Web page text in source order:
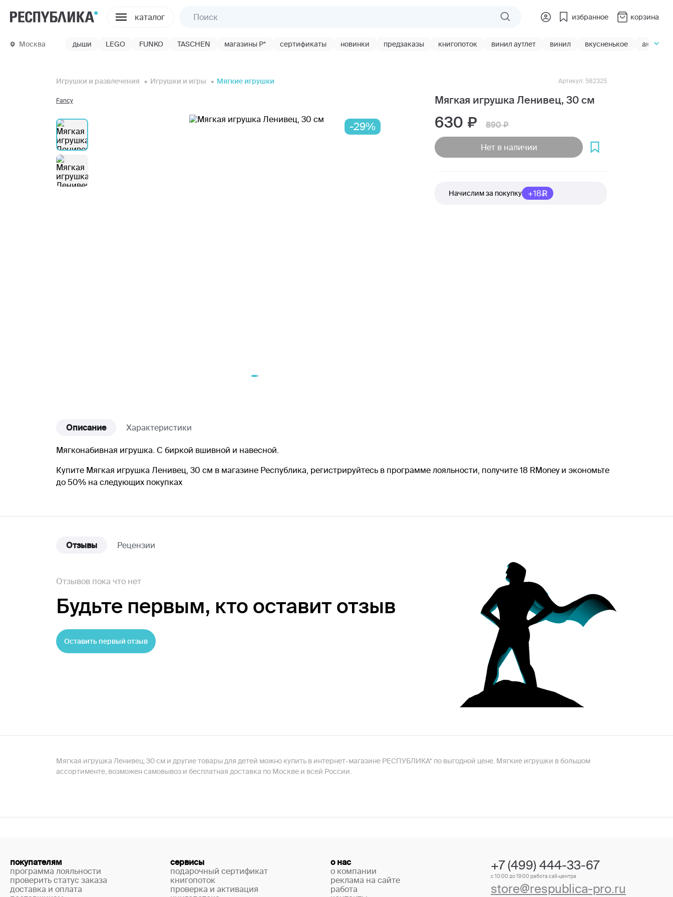
каталог избранное корзина
Москва дыши LEGO FUNKO TASCHEN магазины Р* сертификаты новинки предзаказы книгопоток винил аутлет винил вкусненькое акции
Игрушки и развлечения Игрушки и игры Мягкие игрушки
-29%
Fancy Мягкая игрушка Ленивец, 30 см
Артикул: 582325
630 890
Нет в наличии
Начислим за покупку +18
Описание Характеристики
Мягконабивная игрушка. С биркой вшивной и навесной.
Купите Мягкая игрушка Ленивец, 30 см в магазине Республика, регистрируйтесь в программе лояльности, получите 18 RMoney и экономьте
до 50% на следующих покупках
Отзывы Рецензии
Отзывов пока что нет
Будьте первым, кто оставит отзыв
Оставить первый отзыв
Мягкая игрушка Ленивец, 30 см и другие товары для детей можно купить в интернет-магазине РЕСПУБЛИКА* по выгодной цене. Мягкие игрушки в большом
ассортименте, возможен самовывоз и бесплатная доставка по Москве и всей России.
покупателям
программа лояльности
проверить статус заказа
доставка и оплата
сервисы
подарочный сертификат
книгопоток
проверка и активация
о нас
о компании
реклама на сайте
работа
+7 (499) 444-33-67
с 10:00 до 19:00 работа call-центра
store@respublica-pro.ru